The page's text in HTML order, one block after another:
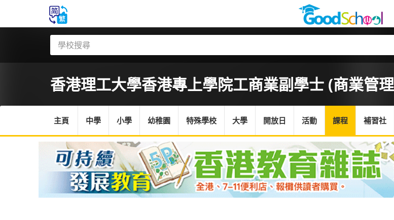
香港理工大學香港專上學院工商業副學士 (商業管
主頁 中學 小學 幼稚園 特殊學校 大學 開放日 活動 課程 補習社